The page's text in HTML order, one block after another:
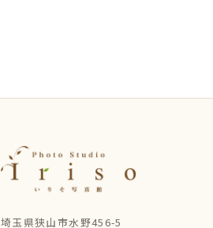
埼玉県狭山市水野456-5